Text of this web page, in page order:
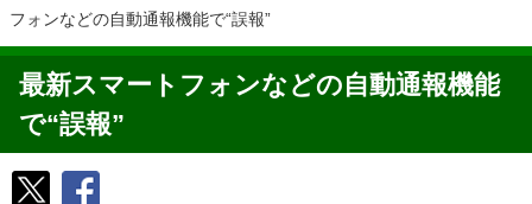
フォンなどの自動通報機能で“誤報”
最新スマートフォンなどの自動通報機能
で“誤報”